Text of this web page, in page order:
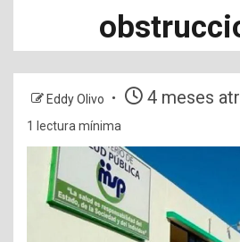
Eddy Olivo 4 meses
1 lectura mínima